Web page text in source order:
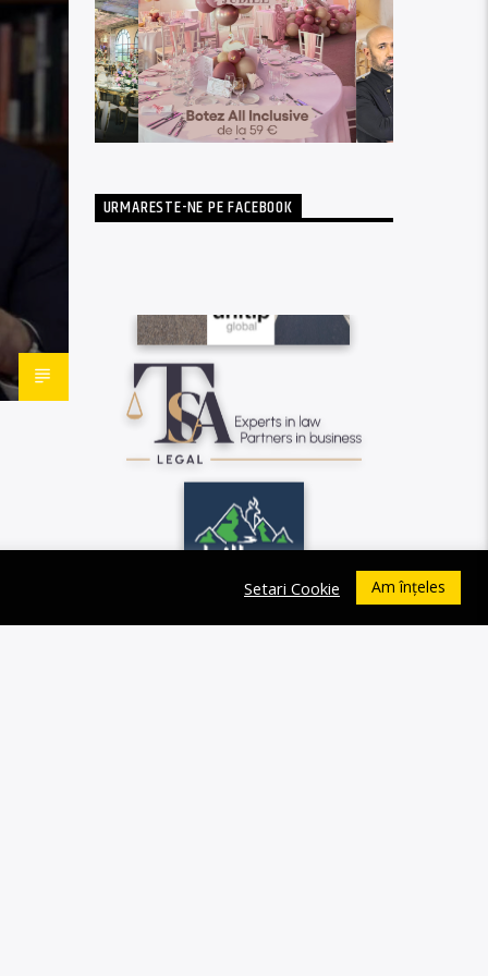
URMARESTE-NE PE FACEBOOK
Setari Cookie Am înțeles